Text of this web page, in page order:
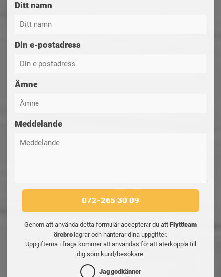
Ditt namn
Din e-postadress
Ämne
Meddelande
072-265 30 09
Genom att använda detta formulär accepterar du att Flyttteam
örebro lagrar och hanterar dina uppgifter.
Uppgifterna i fråga kommer att användas för att återkoppla till
dig som kund/besökare.
Jag godkänner